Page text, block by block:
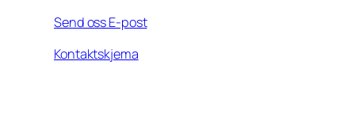
Send oss E-post
Kontaktskjema